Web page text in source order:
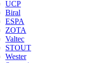
UCP
Biral
ESPA
ZOTA
Valtec
STOUT
Wester